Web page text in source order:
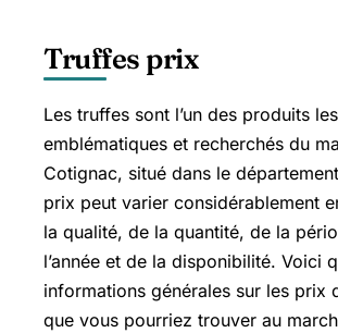
Truffes prix
Les truffes sont l’un des produits
emblématiques et recherchés du
Cotignac, situé dans le
prix peut varier considérablement
la qualité, de la quantité, de la
l’année et de la disponibilité. Voici
informations générales sur les prix
que vous pourriez trouver au